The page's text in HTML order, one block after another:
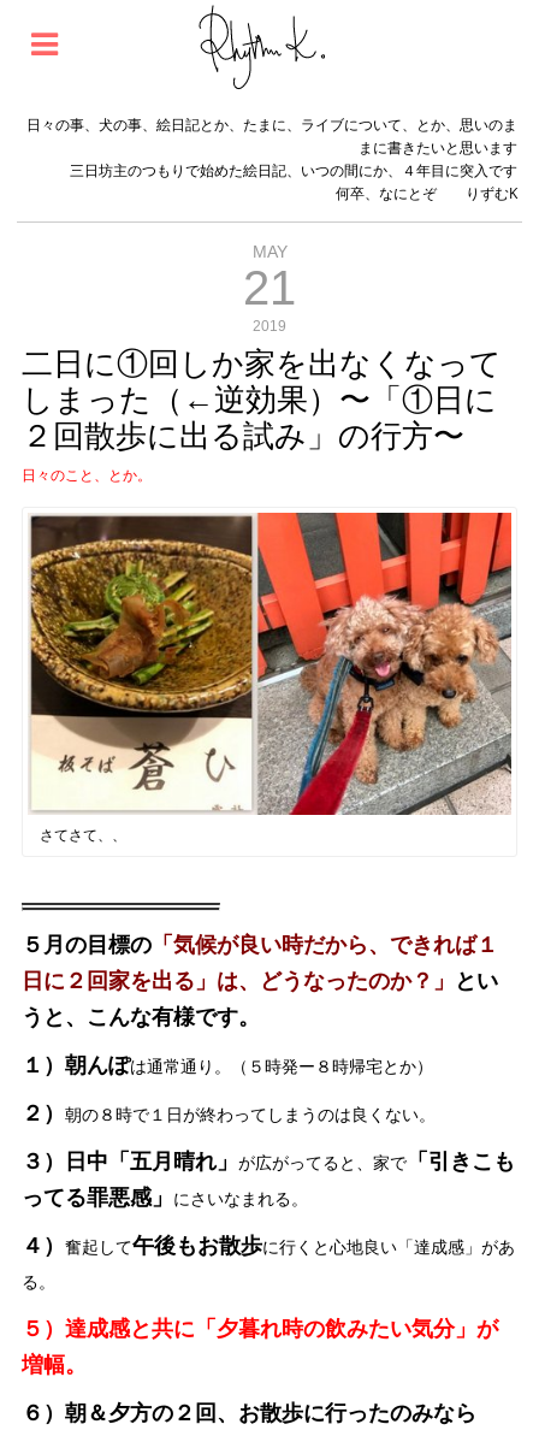
日々の事、犬の事、絵日記とか、たまに、ライブについて、とか、思いのま
まに書きたいと思います
三日坊主のつもりで始めた絵日記、いつの間にか、４年目に突入です
何卒、なにとぞ りずむK
MAY
21
2019
二日に①回しか家を出なくなって
しまった（←逆効果）〜「①日に
２回散歩に出る試み」の行方〜
日々のこと、とか。
さてさて、、
５月の目標の 「気候が良い時だから、できれば１
日に２回家を出る」は、どうなったのか？」
とい
うと、こんな有様です。
１）朝んぽは通常通り。（５時発ー８時帰宅とか）
２） 朝の８時で１日が終わってしまうのは良くない。
３）日中「五月晴れ」 が広がってると、家で
「引きこも
ってる罪悪感」
にさいなまれる。
４） 奮起して午後もお散歩に行くと心地良い「達成感」があ
る。
５）達成感と共に「夕暮れ時の飲みたい気分」が
増幅。
６）朝＆夕方の２回、お散歩に行ったのみなら